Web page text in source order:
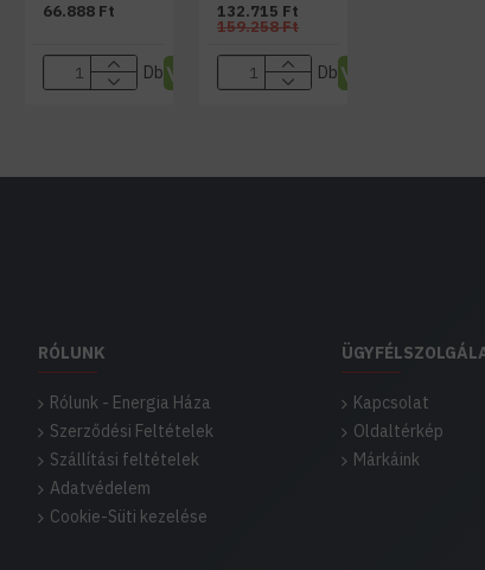
66.888 Ft
Db
132.715 Ft
159.258 Ft
Db
RÓLUNK
Rólunk - Energia Háza
Szerződési Feltételek
Szállítási feltételek
Adatvédelem
Cookie-Süti kezelése
Kapcsolat
Oldaltérkép
Márkáink